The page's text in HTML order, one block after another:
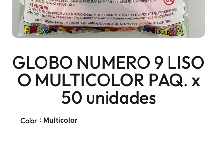
GLOBO NUMERO 9 LISO
O MULTICOLOR PAQ. x
50 unidades
Color : Multicolor